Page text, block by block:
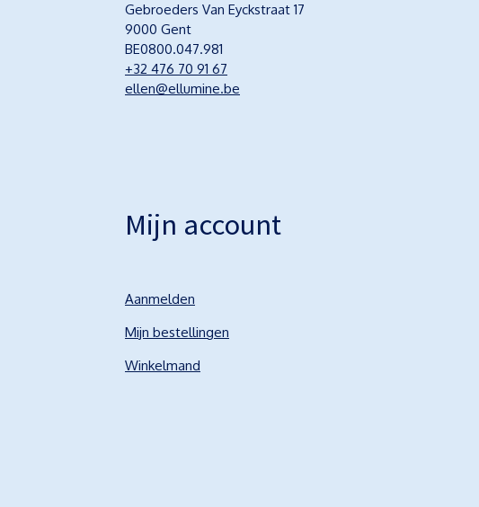
Gebroeders Van Eyckstraat 17
9000 Gent
BE0800.047.981
+32 476 70 91 67
ellen@ellumine.be
Mijn account
Aanmelden
Mijn bestellingen
Winkelmand